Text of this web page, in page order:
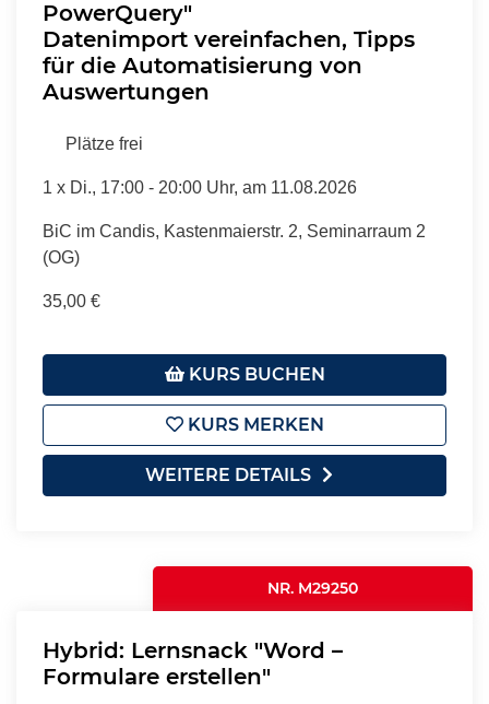
PowerQuery"
Datenimport vereinfachen, Tipps
für die Automatisierung von
Auswertungen
Plätze frei
1 x Di., 17:00 - 20:00 Uhr, am 11.08.2026
BiC im Candis, Kastenmaierstr. 2, Seminarraum 2
(OG)
35,00 €
KURS BUCHEN
KURS MERKEN
WEITERE DETAILS
NR. M29250
Hybrid: Lernsnack "Word –
Formulare erstellen"